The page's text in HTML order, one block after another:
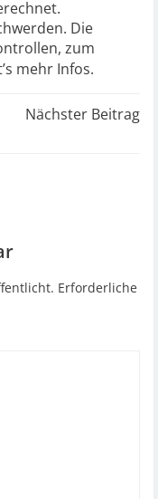
Die
zum
mehr Infos.
Nächster Beitrag
Erforderliche